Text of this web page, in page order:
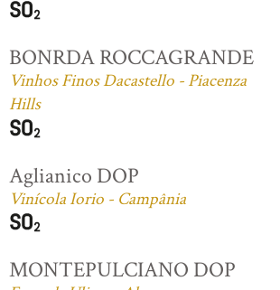
BONRDA ROCCAGRANDE
Vinhos Finos Dacastello - Piacenza
Hills
Aglianico DOP
Vinícola Iorio - Campânia
MONTEPULCIANO DOP